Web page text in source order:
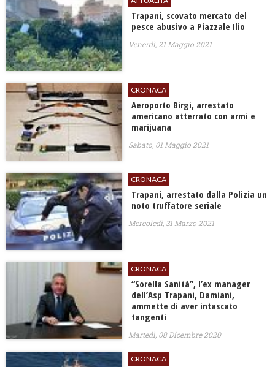
Trapani, scovato mercato del
pesce abusivo a Piazzale Ilio
Venerdì, 21 Maggio 2021
CRONACA
Aeroporto Birgi, arrestato
americano atterrato con armi e
marijuana
Sabato, 01 Maggio 2021
CRONACA
Trapani, arrestato dalla Polizia un
noto truffatore seriale
Mercoledì, 31 Marzo 2021
CRONACA
“Sorella Sanità”, l’ex manager
dell’Asp Trapani, Damiani,
ammette di aver intascato
tangenti
Martedì, 08 Dicembre 2020
CRONACA